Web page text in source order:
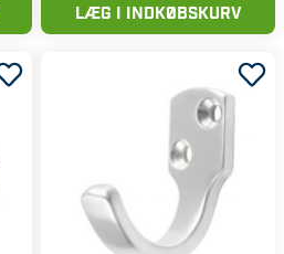
LÆG I INDKØBSKURV